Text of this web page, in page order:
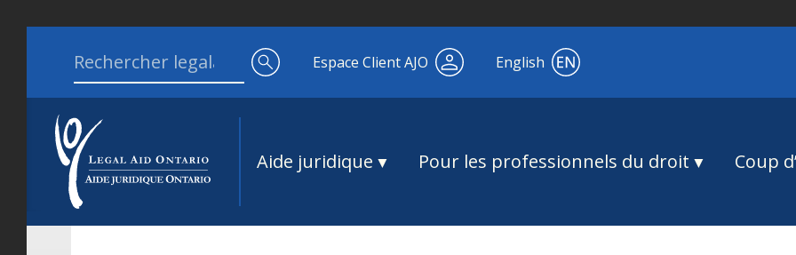
Search for:
Espace Client AJO English
Aide juridique Pour les professionnels du droit Coup